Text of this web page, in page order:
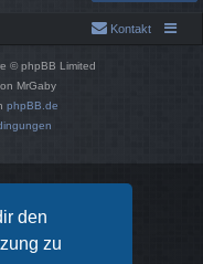
den
zu
Kontakt
© phpBB Limited
MrGaby
phpBB.de